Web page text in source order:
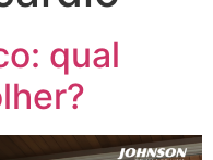
qual